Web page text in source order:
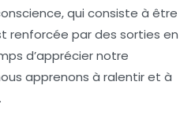
qui consiste à être
renforcée par des sorties en
d’apprécier notre
apprenons à ralentir et à